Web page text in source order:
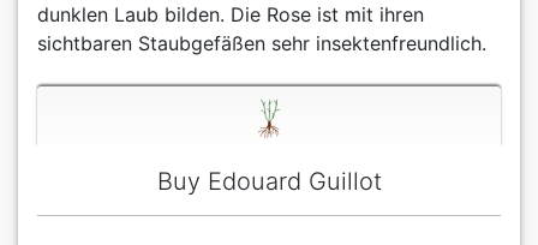
dunklen Laub bilden. Die Rose ist mit ihren
sichtbaren Staubgefäßen sehr insektenfreundlich.
Buy Edouard Guillot